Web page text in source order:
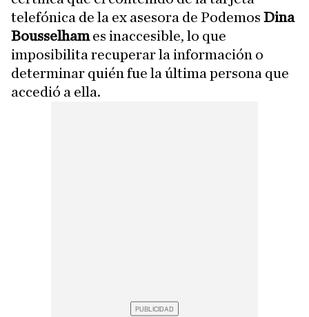
telefónica de la ex asesora de Podemos Dina
Bousselhames inaccesible, lo que
imposibilita recuperar la información o
determinar quién fue la última persona que
accedió a ella.